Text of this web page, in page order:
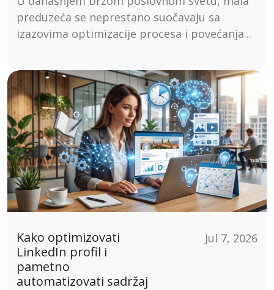
preduzeća se neprestano suočavaju sa
izazovima optimizacije procesa i povećanja...
Kako optimizovati
LinkedIn profil i
pametno
automatizovati sadržaj
Jul 7, 2026